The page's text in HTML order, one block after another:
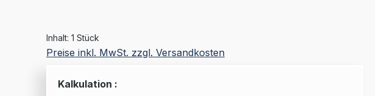
Inhalt: 1 Stück
Preise inkl. MwSt. zzgl. Versandkosten
Kalkulation :